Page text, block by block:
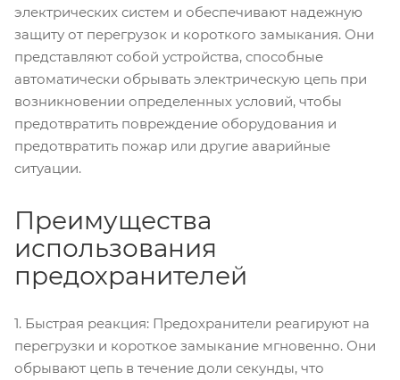
электрических систем и обеспечивают надежную
защиту от перегрузок и короткого замыкания. Они
представляют собой устройства, способные
автоматически обрывать электрическую цепь при
возникновении определенных условий, чтобы
предотвратить повреждение оборудования и
предотвратить пожар или другие аварийные
ситуации.
Преимущества
использования
предохранителей
1. Быстрая реакция: Предохранители реагируют на
перегрузки и короткое замыкание мгновенно. Они
обрывают цепь в течение доли секунды, что